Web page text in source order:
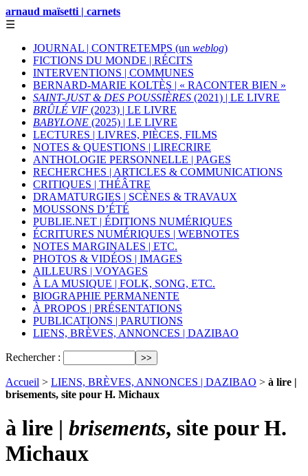
arnaud maïsetti | carnets
☰
JOURNAL | CONTRETEMPS (un weblog)
FICTIONS DU MONDE | RÉCITS
INTERVENTIONS | COMMUNES
BERNARD-MARIE KOLTÈS | « RACONTER BIEN »
SAINT-JUST & DES POUSSIÈRES (2021) | LE LIVRE
BRÛLÉ VIF (2023) | LE LIVRE
BABYLONE (2025) | LE LIVRE
LECTURES | LIVRES, PIÈCES, FILMS
NOTES & QUESTIONS | LIRECRIRE
ANTHOLOGIE PERSONNELLE | PAGES
RECHERCHES | ARTICLES & COMMUNICATIONS
CRITIQUES | THÉÂTRE
DRAMATURGIES | SCÈNES & TRAVAUX
MOUSSONS D’ÉTÉ
PUBLIE.NET | ÉDITIONS NUMÉRIQUES
ÉCRITURES NUMÉRIQUES | WEBNOTES
NOTES MARGINALES | ETC.
PHOTOS & VIDÉOS | IMAGES
AILLEURS | VOYAGES
À LA MUSIQUE | FOLK, SONG, ETC.
BIOGRAPHIE PERMANENTE
À PROPOS | PRÉSENTATIONS
PUBLICATIONS | PARUTIONS
LIENS, BRÈVES, ANNONCES | DAZIBAO
Rechercher :
Accueil > LIENS, BRÈVES, ANNONCES | DAZIBAO > à lire |
brisements, site pour H. Michaux
à lire | brisements, site pour H.
Michaux